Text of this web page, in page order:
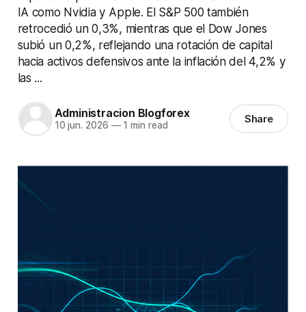
IA como Nvidia y Apple. El S&P 500 también
retrocedió un 0,3%, mientras que el Dow Jones
subió un 0,2%, reflejando una rotación de capital
hacia activos defensivos ante la inflación del 4,2% y
las ...
Administracion Blogforex
10 jun. 2026 —1 min read Share